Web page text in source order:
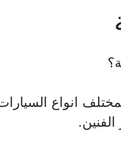
انواع السيارات